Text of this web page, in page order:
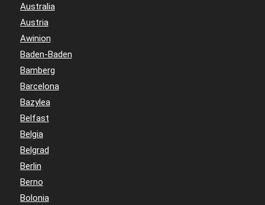
Australia
Austria
Awinion
Baden-Baden
Bamberg
Barcelona
Bazylea
Belfast
Belgia
Belgrad
Berlin
Berno
Bolonia